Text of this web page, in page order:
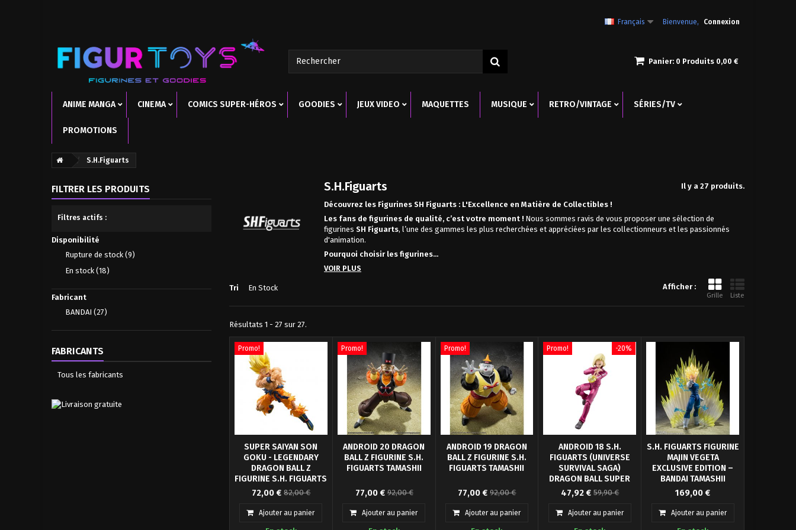
Bienvenue, Connexion
Français
Panier: 0 Produits 0,00 €
ANIME MANGA CINEMA COMICS SUPER-HÉROS GOODIES JEUX VIDEO MAQUETTES MUSIQUE RETRO/VINTAGE SÉRIES/TV
PROMOTIONS
S.H.Figuarts
FILTRER LES PRODUITS
Filtres actifs :
Disponibilité
Rupture de stock (9)
En stock (18)
Fabricant
BANDAI (27)
FABRICANTS
Tous les fabricants
S.H.Figuarts Il y a 27 produits.
Découvrez les Figurines SH Figuarts : L'Excellence en Matière de Collectibles !
Les fans de figurines de qualité, c’est votre moment ! Nous sommes ravis de vous proposer une sélection de
figurines SH Figuarts, l’une des gammes les plus recherchées et appréciées par les collectionneurs et les passionnés
d'animation.
Pourquoi choisir les figurines...
VOIR PLUS
Afficher :
Grille Liste
Tri En Stock
Résultats 1 - 27 sur 27.
Promo!
SUPER SAIYAN SON
GOKU - LEGENDARY
DRAGON BALL Z
FIGURINE S.H. FIGUARTS
TAMASHII
Tamashii Nations présente
à nouveau, au sein du S.H.
Figuarts, la figurine de
72,00 € 82,00 €
Ajouter au panier
Promo!
ANDROID 20 DRAGON
BALL Z FIGURINE S.H.
FIGUARTS TAMASHII
ANDROID 20, de "Dragon
Ball Z", rejoint
S.H.Figuarts ! Les parties
77,00 € 92,00 €
Ajouter au panier
Promo!
ANDROID 19 DRAGON
BALL Z FIGURINE S.H.
FIGUARTS TAMASHII
Tamashii Nations présente
pour sa collection SH
Figuarts la figurine
77,00 € 92,00 €
Ajouter au panier
Promo!
ANDROID 18 S.H.
FIGUARTS (UNIVERSE
SURVIVAL SAGA)
DRAGON BALL SUPER
BANDAI
Figurine articulée Android
C18 taille env. 14 cm avec
accessoires. Modèle de la
47,92 € 59,90 €
-20%
Ajouter au panier
S.H. FIGUARTS FIGURINE
MAJIN VEGETA
EXCLUSIVE EDITION –
BANDAI TAMASHII
NATIONS
Version exclusive de Majin
Vegeta dans la gamme
S.H. Figuarts par Bandai
169,00 €
Ajouter au panier